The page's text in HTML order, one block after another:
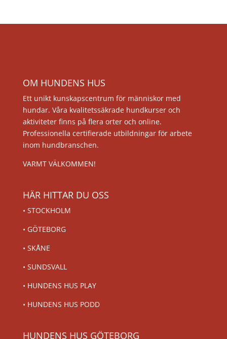
OM HUNDENS HUS
Ett unikt kunskapscentrum för människor med
hundar. Våra kvalitetssäkrade hundkurser och
aktiviteter finns på flera orter och online.
Professionella certifierade utbildningar för arbete
inom hundbranschen.
VARMT VÄLKOMMEN!
HÄR HITTAR DU OSS
• STOCKHOLM
• GÖTEBORG
• SKÅNE
• SUNDSVALL
• HUNDENS HUS PLAY
• HUNDENS HUS PODD
HUNDENS HUS GÖTEBORG